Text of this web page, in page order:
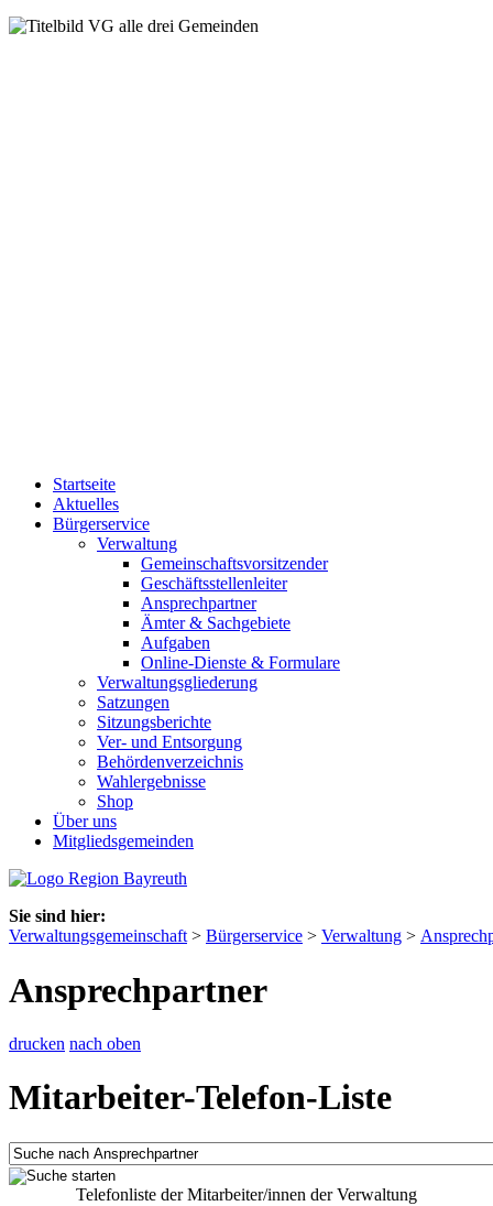
Startseite
Aktuelles
Bürgerservice
Verwaltung
Gemeinschaftsvorsitzender
Geschäftsstellenleiter
Ansprechpartner
Ämter & Sachgebiete
Aufgaben
Online-Dienste & Formulare
Verwaltungsgliederung
Satzungen
Sitzungsberichte
Ver- und Entsorgung
Behördenverzeichnis
Wahlergebnisse
Shop
Über uns
Mitgliedsgemeinden
Sie sind hier:
Verwaltungsgemeinschaft > Bürgerservice > Verwaltung >
Ansprechpartner
drucken nach oben
Mitarbeiter-Telefon-Liste
Telefonliste der Mitarbeiter/innen der Verwaltung